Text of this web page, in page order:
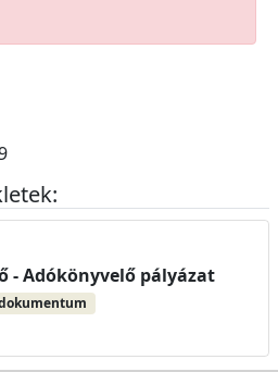
- Adókönyvelő pályázat